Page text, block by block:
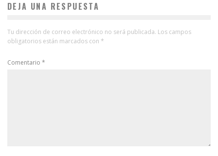
DEJA UNA RESPUESTA
Tu dirección de correo electrónico no será publicada. Los campos
obligatorios están marcados con *
Comentario *